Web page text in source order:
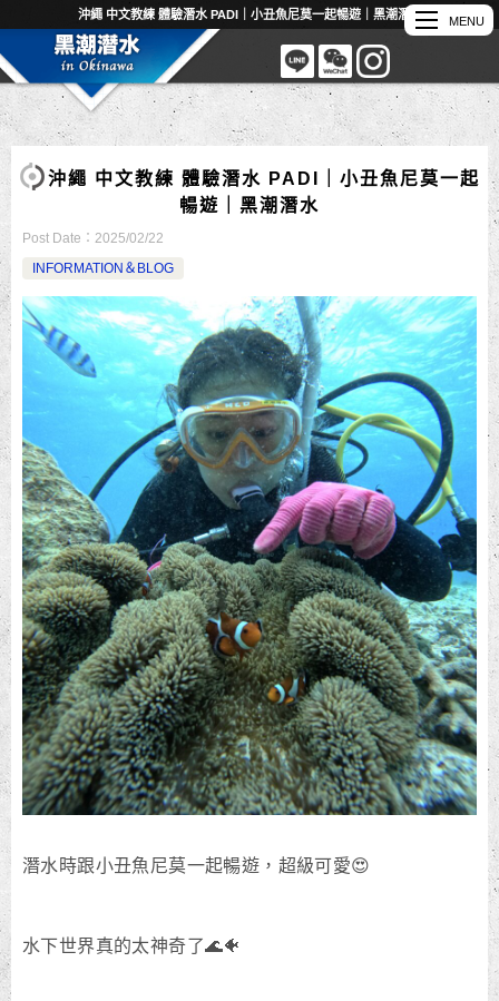
沖繩 中文教練 體驗潛水 PADI｜小丑魚尼莫一起暢遊｜黑潮潛水
沖繩 中文教練 體驗潛水 PADI｜小丑魚尼莫一起
暢遊｜黑潮潛水
Post Date： 2025/02/22
INFORMATION＆BLOG
潛水時跟小丑魚尼莫一起暢遊，超級可愛😍
水下世界真的太神奇了🌊🐠